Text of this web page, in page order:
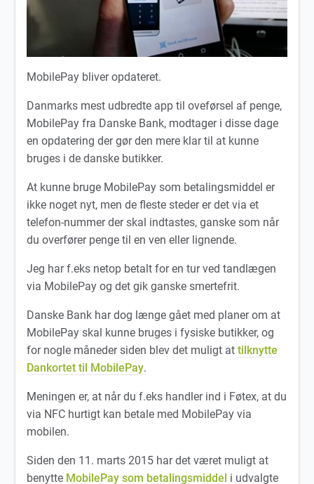
MobilePay bliver opdateret.
Danmarks mest udbredte app til oveførsel af penge,
MobilePay fra Danske Bank, modtager i disse dage
en opdatering der gør den mere klar til at kunne
bruges i de danske butikker.
At kunne bruge MobilePay som betalingsmiddel er
ikke noget nyt, men de fleste steder er det via et
telefon-nummer der skal indtastes, ganske som når
du overfører penge til en ven eller lignende.
Jeg har f.eks netop betalt for en tur ved tandlægen
via MobilePay og det gik ganske smertefrit.
Danske Bank har dog længe gået med planer om at
MobilePay skal kunne bruges i fysiske butikker, og
for nogle måneder siden blev det muligt attilknytte
Dankortet til MobilePay.
Meningen er, at når du f.eks handler ind i Føtex, at du
via NFC hurtigt kan betale med MobilePay via
mobilen.
Siden den 11. marts 2015 har det været muligt at
benytte MobilePay som betalingsmiddel i udvalgte